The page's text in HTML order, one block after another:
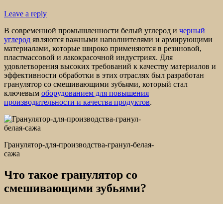
Leave a reply
В современной промышленности белый углерод и черный
углерод являются важными наполнителями и армирующими
материалами, которые широко применяются в резиновой,
пластмассовой и лакокрасочной индустриях. Для
удовлетворения высоких требований к качеству материалов и
эффективности обработки в этих отраслях был разработан
гранулятор со смешивающими зубьями, который стал
ключевым оборудованием для повышения
производительности и качества продуктов.
Гранулятор-для-производства-гранул-белая-
сажа
Что такое гранулятор со
смешивающими зубьями?